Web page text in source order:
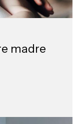
madre